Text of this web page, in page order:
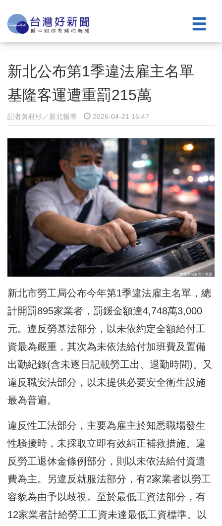
新北公布第1季違法雇主名單
基隆客運遭重罰215萬
記者黃村杉／新北報導 2026-04-21 16:47
新北市勞工局公布今年第1季違法雇主名單，總
計開罰895家業者，罰鍰金額達4,748萬3,000
元。違反勞基法部分，以未依約定全額給付工
資最為嚴重，其次為未依法給付加班費及置備
出勤紀錄(含未逐日記載勞工出、退勤時間)。又
違反職安法部分，以未提供必要安全衛生設施
最為普遍。
違反性工法部分，主要為雇主於知悉職場發生
性騷擾時，未採取立即有效糾正補救措施。違
反勞工退休金條例部分，則以未依法給付資遣
費為主。另違反就服法部分，有2家業者以勞工
容貌為由予以歧視。至於最低工資法部分，有
12家業者計給勞工工資未達最低工資標準。以